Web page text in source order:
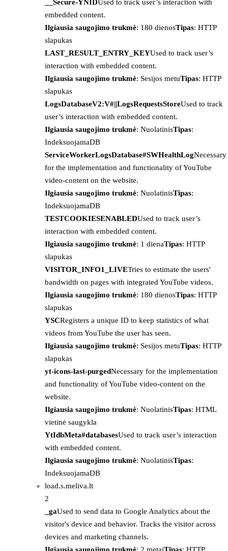
__Secure-YNIDUsed to track user’s interaction with
embedded content.
Ilgiausia saugojimo trukmė: 180 dienosTipas: HTTP
slapukas
LAST_RESULT_ENTRY_KEYUsed to track user’s
interaction with embedded content.
Ilgiausia saugojimo trukmė: Sesijos metuTipas: HTTP
slapukas
LogsDatabaseV2:V#||LogsRequestsStoreUsed to track
user’s interaction with embedded content.
Ilgiausia saugojimo trukmė: NuolatinisTipas:
IndeksuojamaDB
ServiceWorkerLogsDatabase#SWHealthLogNecessary
for the implementation and functionality of YouTube
video-content on the website.
Ilgiausia saugojimo trukmė: NuolatinisTipas:
IndeksuojamaDB
TESTCOOKIESENABLEDUsed to track user’s
interaction with embedded content.
Ilgiausia saugojimo trukmė: 1 dienaTipas: HTTP
slapukas
VISITOR_INFO1_LIVETries to estimate the users'
bandwidth on pages with integrated YouTube videos.
Ilgiausia saugojimo trukmė: 180 dienosTipas: HTTP
slapukas
YSCRegisters a unique ID to keep statistics of what
videos from YouTube the user has seen.
Ilgiausia saugojimo trukmė: Sesijos metuTipas: HTTP
slapukas
yt-icons-last-purgedNecessary for the implementation
and functionality of YouTube video-content on the
website.
Ilgiausia saugojimo trukmė: NuolatinisTipas: HTML
vietinė saugykla
YtIdbMeta#databasesUsed to track user’s interaction
with embedded content.
Ilgiausia saugojimo trukmė: NuolatinisTipas:
IndeksuojamaDB
load.s.meliva.lt
2
_gaUsed to send data to Google Analytics about the
visitor's device and behavior. Tracks the visitor across
devices and marketing channels.
Ilgiausia saugojimo trukmė: 2 metaiTipas: HTTP